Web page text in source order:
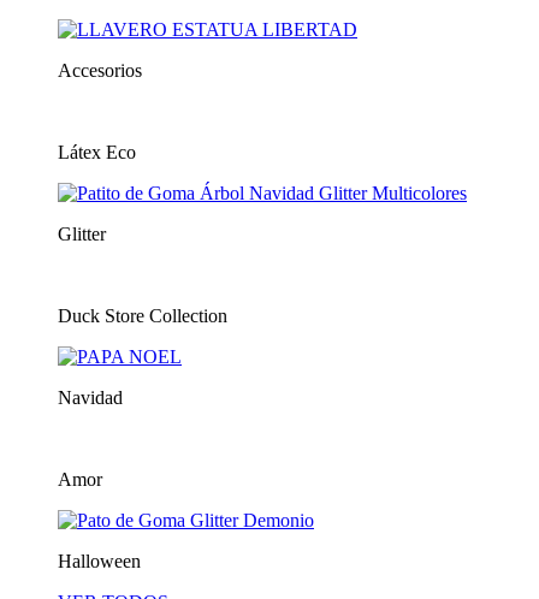
Accesorios
Látex Eco
Glitter
Duck Store Collection
Navidad
Amor
Halloween